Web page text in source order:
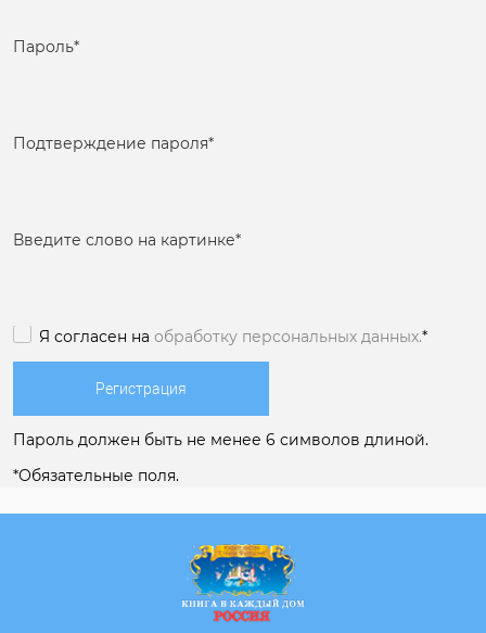
Пароль*
Подтверждение пароля*
Введите слово на картинке*
Я согласен на обработку персональных данных.*
Пароль должен быть не менее 6 символов длиной.
*Обязательные поля.